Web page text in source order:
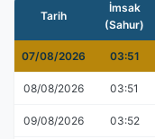
Tarih
İmsak
(Sahur)
07/08/2026 03:51
08/08/2026 03:51
09/08/2026 03:52